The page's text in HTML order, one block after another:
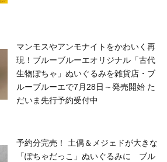
マンモスやアンモナイトをかわいく再
現！ブルーブルーエオリジナル「古代
生物ぽちゃ」ぬいぐるみを雑貨店・ブ
ルーブルーエで7月28日～発売開始 た
だいま先行予約受付中
予約分完売！ 土偶＆メジェドが大きな
「ぽちゃだっこ」ぬいぐるみに ブル